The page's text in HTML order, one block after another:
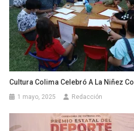
Cultura Colima Celebró A La Niñez
1 mayo, 2025 Redacción